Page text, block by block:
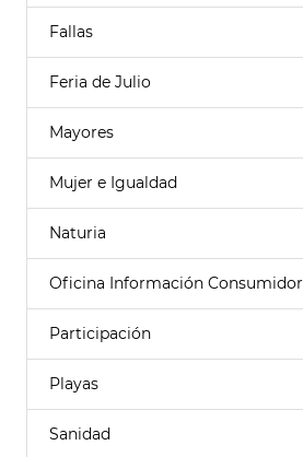
Fallas
Feria de Julio
Mayores
Mujer e Igualdad
Naturia
Oficina Información Consumidor
Participación
Playas
Sanidad